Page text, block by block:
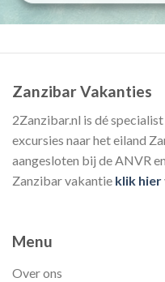
Zanzibar Vakanties
2Zanzibar.nl is dé
excursies naar het eiland
aangesloten bij de ANVR
Zanzibar vakantie klik hier
Menu
Over ons